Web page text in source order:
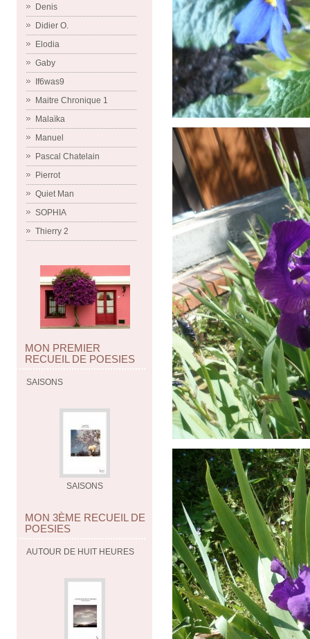
Denis
Didier O.
Elodia
Gaby
If6was9
Maitre Chronique 1
Malaïka
Manuel
Pascal Chatelain
Pierrot
Quiet Man
SOPHIA
Thierry 2
MON PREMIER
RECUEIL DE POESIES
SAISONS
SAISONS
MON 3ÈME RECUEIL DE
POESIES
AUTOUR DE HUIT HEURES